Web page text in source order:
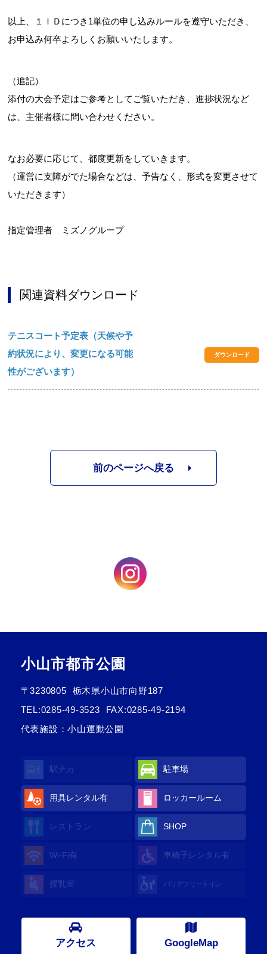
以上、１ＩＤにつき1単位の申し込みルールを遵守いただき、
お申込み何卒よろしくお願いいたします。
（追記）
添付の大会予定はご参考としてご覧いただき、進捗状況など
は、主催者様に問い合わせください。
なお必要に応じて、都度更新をしていきます。
（運営に支障がでた場合などは、予告なく、形式を変更させて
いただきます）
指定管理者 ミズノグループ
関連資料ダウンロード
テニスコート予定表（天候や予
約状況により、変更になる可能
性がございます）
ダウンロード
前のページへ戻る
小山市都市公園
〒3230805
栃木県小山市向野187
TEL:0285-49-3523
FAX:0285-49-2194
代表施設：小山運動公園
駅チカ 駐車場
用具レンタル有 ロッカールーム
レストラン SHOP
Wi-Fi有 車椅子レンタル有
授乳室 バリアフリートイレ
アクセス GoogleMap